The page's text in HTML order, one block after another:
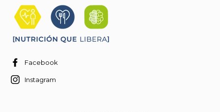
Facebook
Instagram